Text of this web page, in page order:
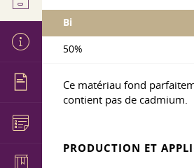
Bi
50%
Ce matériau fond
contient pas de cadmium.
PRODUCTION ET